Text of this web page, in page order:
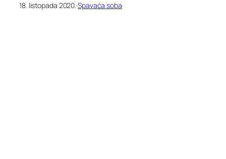
18. listopada 2020.·Spavaća soba